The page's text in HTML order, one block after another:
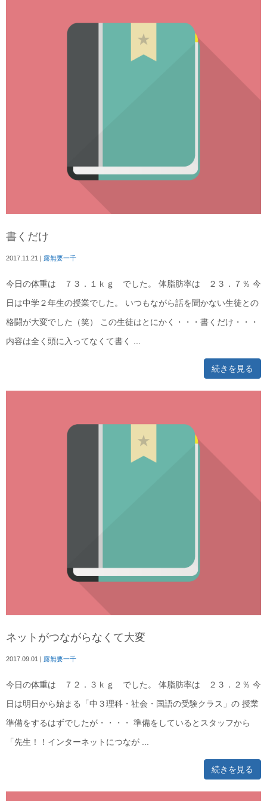
書くだけ
2017.11.21 | 露無要一千
今日の体重は ７３．１ｋｇ でした。 体脂肪率は ２３．７％ 今
日は中学２年生の授業でした。 いつもながら話を聞かない生徒との
格闘が大変でした（笑） この生徒はとにかく・・・書くだけ・・・
内容は全く頭に入ってなくて書く ...
続きを見る
ネットがつながらなくて大変
2017.09.01 露無要一千
今日の体重は ７２．３ｋｇ でした。 体脂肪率は ２３．２％ 今
日は明日から始まる「中３理科・社会・国語の受験クラス」の 授業
準備をするはずでしたが・・・・ 準備をしているとスタッフから
「先生！！インターネットにつなが ...
続きを見る